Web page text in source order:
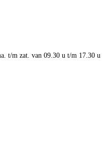
t/m zat. van 09.30 u t/m 17.30 u